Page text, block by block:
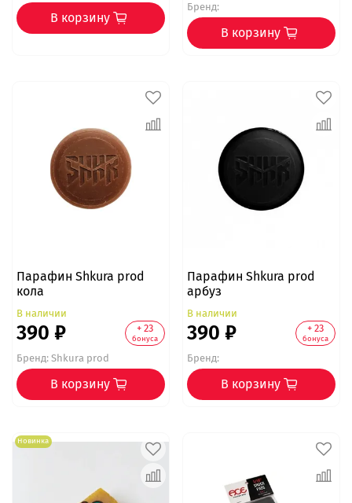
В корзину
Бренд:
В корзину
Парафин Shkura prod
кола
В наличии
390 ₽ + 23
бонуса
Бренд:Shkura prod
В корзину
Парафин Shkura prod
арбуз
В наличии
390 ₽ + 23
бонуса
Бренд:
В корзину
Новинка